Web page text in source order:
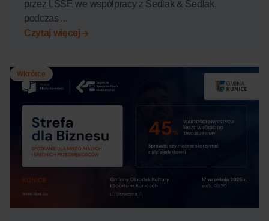
przez LSSE we współpracy z Sedlak & Sedlak,
podczas ...
Czytaj więcej
Wkrótce